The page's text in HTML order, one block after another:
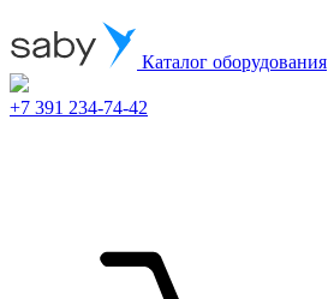
Каталог оборудования
+7 391 234-74-42